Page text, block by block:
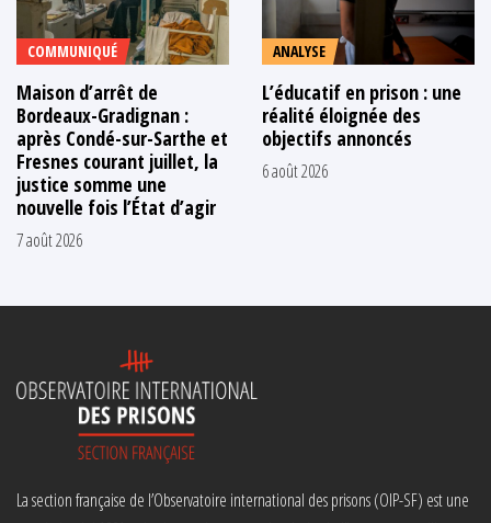
COMMUNIQUÉ
Maison d’arrêt de
Bordeaux-Gradignan :
après Condé-sur-Sarthe et
Fresnes courant juillet, la
justice somme une
nouvelle fois l’État d’agir
7 août 2026
ANALYSE
L’éducatif en prison : une
réalité éloignée des
objectifs annoncés
6 août 2026
La section française de l’Observatoire international des prisons (OIP-SF) est une